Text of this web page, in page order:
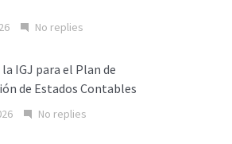
No replies
IGJ para el Plan de
de Estados Contables
No replies